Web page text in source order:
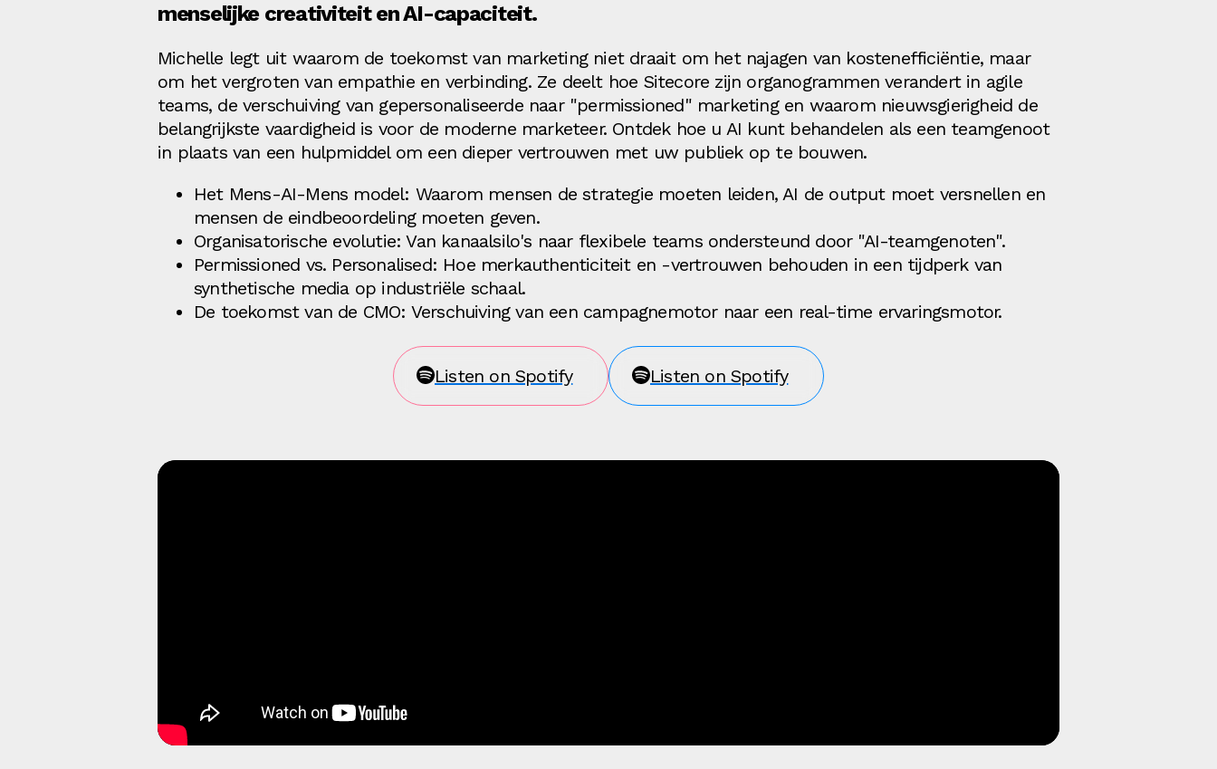
menselijke creativiteit en AI-capaciteit.
Michelle legt uit waarom de toekomst van marketing niet draait om het najagen van kostenefficiëntie, maar
om het vergroten van empathie en verbinding. Ze deelt hoe Sitecore zijn organogrammen verandert in agile
teams, de verschuiving van gepersonaliseerde naar "permissioned" marketing en waarom nieuwsgierigheid de
belangrijkste vaardigheid is voor de moderne marketeer. Ontdek hoe u AI kunt behandelen als een teamgenoot
in plaats van een hulpmiddel om een dieper vertrouwen met uw publiek op te bouwen.
Het Mens-AI-Mens model: Waarom mensen de strategie moeten leiden, AI de output moet versnellen en
mensen de eindbeoordeling moeten geven.
Organisatorische evolutie: Van kanaalsilo's naar flexibele teams ondersteund door "AI-teamgenoten".
Permissioned vs. Personalised: Hoe merkauthenticiteit en -vertrouwen behouden in een tijdperk van
synthetische media op industriële schaal.
De toekomst van de CMO: Verschuiving van een campagnemotor naar een real-time ervaringsmotor.
Listen on Spotify Listen on Spotify